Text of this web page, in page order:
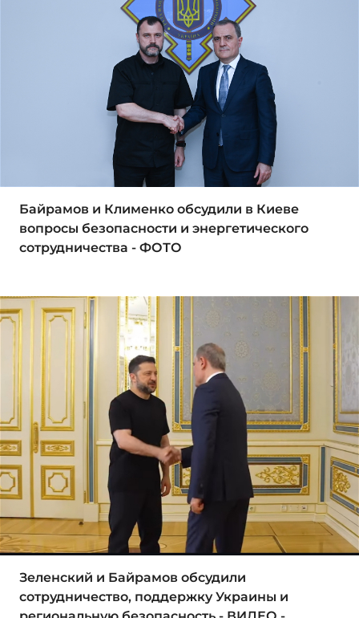
Байрамов и Клименко обсудили в Киеве
вопросы безопасности и энергетического
сотрудничества - ФОТО
Зеленский и Байрамов обсудили
сотрудничество, поддержку Украины и